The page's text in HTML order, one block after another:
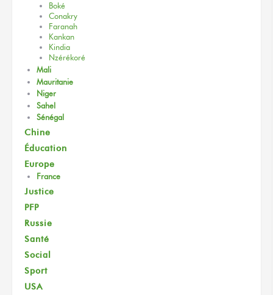
Boké
Conakry
Faranah
Kankan
Kindia
Nzérékoré
Mali
Mauritanie
Niger
Sahel
Sénégal
Chine
Éducation
Europe
France
Justice
PFP
Russie
Santé
Social
Sport
USA